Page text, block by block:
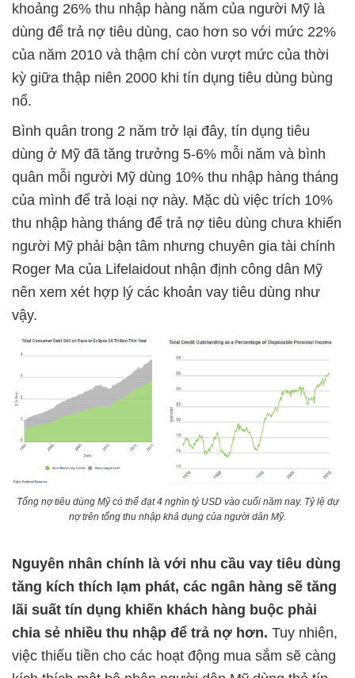
khoảng 26% thu nhập hàng năm của người Mỹ là
dùng để trả nợ tiêu dùng, cao hơn so với mức 22%
của năm 2010 và thậm chí còn vượt mức của thời
kỳ giữa thập niên 2000 khi tín dụng tiêu dùng bùng
nổ.
Bình quân trong 2 năm trở lại đây, tín dụng tiêu
dùng ở Mỹ đã tăng trưởng 5-6% mỗi năm và bình
quân mỗi người Mỹ dùng 10% thu nhập hàng tháng
của mình để trả loại nợ này. Mặc dù việc trích 10%
thu nhập hàng tháng để trả nợ tiêu dùng chưa khiến
người Mỹ phải bận tâm nhưng chuyên gia tài chính
Roger Ma của Lifelaidout nhận định công dân Mỹ
nên xem xét hợp lý các khoản vay tiêu dùng như
vậy.
Tổng nợ tiêu dùng Mỹ có thể đạt 4 nghìn tỷ USD vào cuối năm nay. Tỷ lệ dự
nợ trên tổng thu nhập khả dụng của người dân Mỹ.
Nguyên nhân chính là với nhu cầu vay tiêu dùng
tăng kích thích lạm phát, các ngân hàng sẽ tăng
lãi suất tín dụng khiến khách hàng buộc phải
chia sẻ nhiều thu nhập để trả nợ hơn. Tuy nhiên,
việc thiếu tiền cho các hoạt động mua sắm sẽ càng